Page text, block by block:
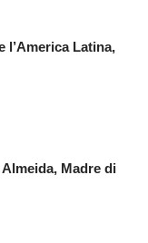
l’America Latina,
Madre di